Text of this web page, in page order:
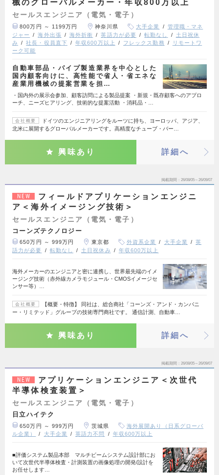
械のグローバルメーカー・年収800万以上
セールスエンジニア（電気・電子）
800万円 ～ 1199万円 神奈川県 大手企業
管理職・マネ
ジャー
海外出張 海外折衝 英語力が必要 転勤なし
土日祝休
み
社長・役員直下 年収600万以上 フレックス勤務
リモートワ
ーク可能
自動車部品・パイプ製造業界を中心とした
国内顧客向けに、高性能で省人・省エネな
産業用機械の提案営業を担…
・国内外の展示会参加、顧客訪問による製品提案 ・新規・既存顧客へのアプロ
ーチ、ニーズヒアリング、技術的な提案活動 ・消耗品・…
会社概要
ドイツのエンジニアリングをルーツに持ち、ヨーロッパ、アジア、
北米に展開するグローバルメーカーです。高精度なチューブ・バー…
興味あり 詳細へ
掲載期間 26/08/05～26/09/07
NEW
フィールドアプリケーションエンジニ
ア＜海外イメージング技術＞
セールスエンジニア（電気・電子）
コーンズテクノロジー
650万円 ～ 999万円 東京都 外資系企業 大手企業
英
語力が必要
転勤なし 土日祝休み 年収600万以上
海外メーカーのエンジニアと密に連携し、世界最先端のイメ
ージング技術（赤外線カメラモジュール・CMOSイメージセ
ンサー等）…
会社概要
【概要・特徴】 同社は、総合商社「コーンズ・アンド・カンパニ
ー・リミテッド」グループの技術専門商社です。 通信計測、自動車…
興味あり 詳細へ
掲載期間 26/08/05～26/09/07
NEW
アプリケーションエンジニア＜次世代
半導体検査装置＞
セールスエンジニア（電気・電子）
日立ハイテク
650万円 ～ 999万円 茨城県
海外展開あり（日系グローバ
ル企業）
大手企業 英語力不問 年収600万以上
■評価システム製品本部 マルチビームシステム設計部にお
いて次世代半導体検査・計測装置の画像処理の開発/設計を
お任せします…